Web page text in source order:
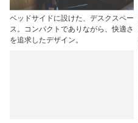
ベッドサイドに設けた、デスクスペー
ス。コンパクトでありながら、快適さ
を追求したデザイン。